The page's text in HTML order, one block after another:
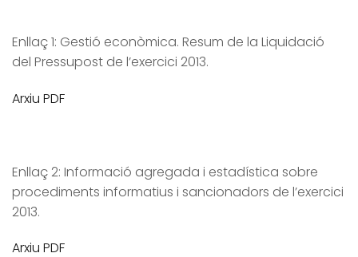
Enllaç 1: Gestió econòmica. Resum de la Liquidació
del Pressupost de l’exercici 2013.
Arxiu PDF
Enllaç 2: Informació agregada i estadística sobre
procediments informatius i sancionadors de l’exercici
2013.
Arxiu PDF